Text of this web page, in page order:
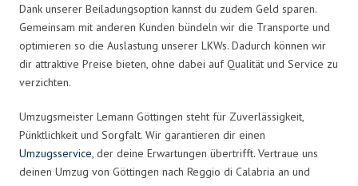
Dank unserer Beiladungsoption kannst du zudem Geld sparen.
Gemeinsam mit anderen Kunden bündeln wir die Transporte und
optimieren so die Auslastung unserer LKWs. Dadurch können wir
dir attraktive Preise bieten, ohne dabei auf Qualität und Service zu
verzichten.
Umzugsmeister Lemann Göttingen steht für Zuverlässigkeit,
Pünktlichkeit und Sorgfalt. Wir garantieren dir einen
Umzugsservice, der deine Erwartungen übertrifft. Vertraue uns
deinen Umzug von Göttingen nach Reggio di Calabria an und